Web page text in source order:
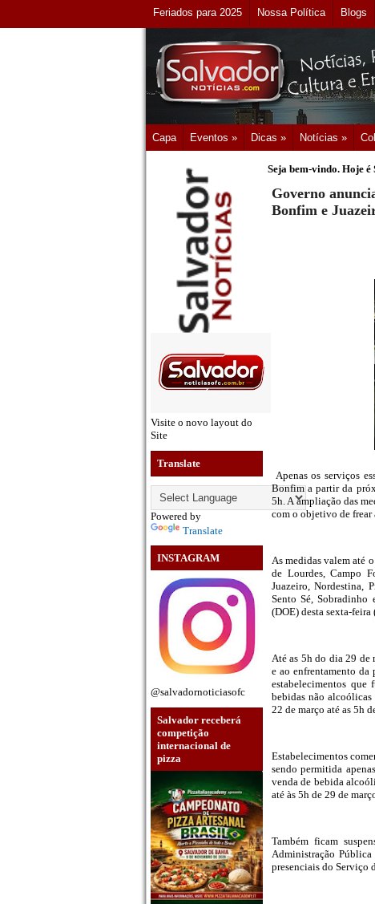
Feriados para 2025 Nossa Política Blogs
Capa Eventos » Dicas » Notícias »
Visite o novo layout do
Site
Translate
Powered by
Translate
INSTAGRAM
@salvadornoticiasofc
Salvador receberá
competição
internacional de
pizza
Seja bem-vindo. Hoje é
Governo
Bonfim e
Apenas os serviços
Bonfim a partir da
5h. A ampliação das
com o objetivo de frear
As medidas valem até
de Lourdes, Campo
Juazeiro, Nordestina,
Sento Sé,
(DOE) desta sexta-feira
Até as 5h do dia 29 de
e ao enfrentamento da
estabelecimentos que
bebidas não
22 de março até as 5h
Estabelecimentos
sendo permitida
venda de bebida
até às 5h de 29 de
Também ficam
Administração Pública
presenciais do Serviço